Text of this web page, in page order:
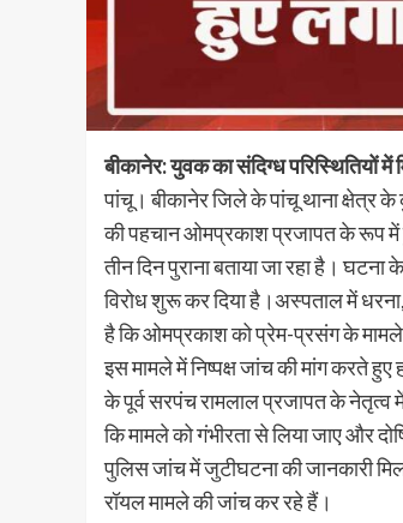
बीकानेर: युवक का संदिग्ध परिस्थितियों
पांचू। बीकानेर जिले के पांचू थाना
की पहचान ओमप्रकाश प्रजापत के रूप में
तीन दिन पुराना बताया जा रहा है।
विरोध शुरू कर दिया है।अस्पताल में
है कि ओमप्रकाश को प्रेम-प्रसंग के मामले
इस मामले में निष्पक्ष जांच की मांग करते हुए
के पूर्व सरपंच रामलाल प्रजापत के नेतृत्व में
कि मामले को गंभीरता से लिया जाए और
पुलिस जांच में जुटीघटना की जानकारी
रॉयल मामले की जांच कर रहे हैं।